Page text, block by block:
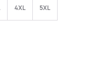
4XL 5XL